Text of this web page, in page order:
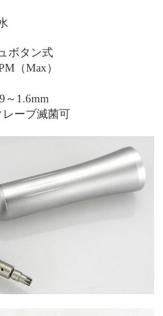
ボタン式
（Max）
～ 1.6mm
ーブ滅菌可